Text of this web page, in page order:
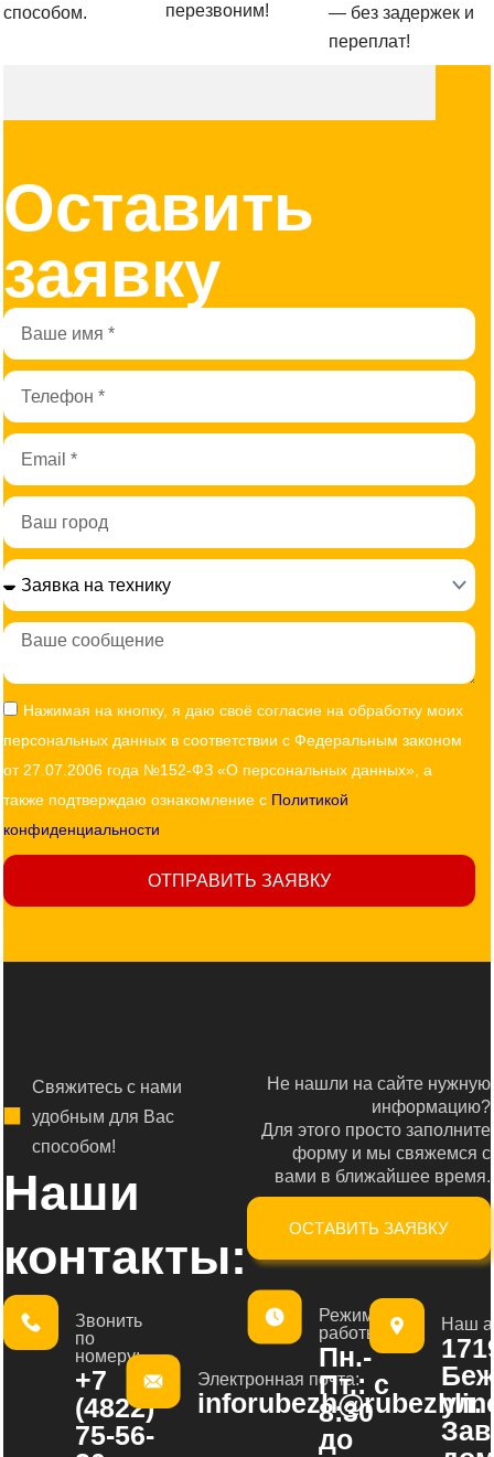
способом.
перезвоним!
— без задержек и
переплат!
Оставить
заявку
Имя
Телефон
Email
Город
Сообщение
Согласие
Нажимая на кнопку, я даю своё согласие на обработку моих
персональных данных в соответствии с Федеральным законом
от 27.07.2006 года №152-ФЗ «О персональных данных», а
также подтверждаю ознакомление с Политикой
конфиденциальности
ОТПРАВИТЬ ЗАЯВКУ
Свяжитесь с нами
удобным для Вас
способом!
Наши
контакты:
Не нашли на сайте нужную
информацию?
Для этого просто заполните
форму и мы свяжемся с
вами в ближайшее время.
ОСТАВИТЬ ЗАЯВКУ
Звонить
по
номеру:
+7
(4822)
75-56-
Электронная почта:
Режим
работы:
Пн.-
Пт.: с
8:30
до
Наш
ул.